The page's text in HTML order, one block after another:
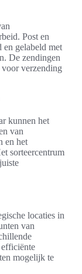
Post en
en gelabeld met
De zendingen
verzending
kunnen het
van
en het
sorteercentrum
locaties in
van
efficiënte
mogelijk te